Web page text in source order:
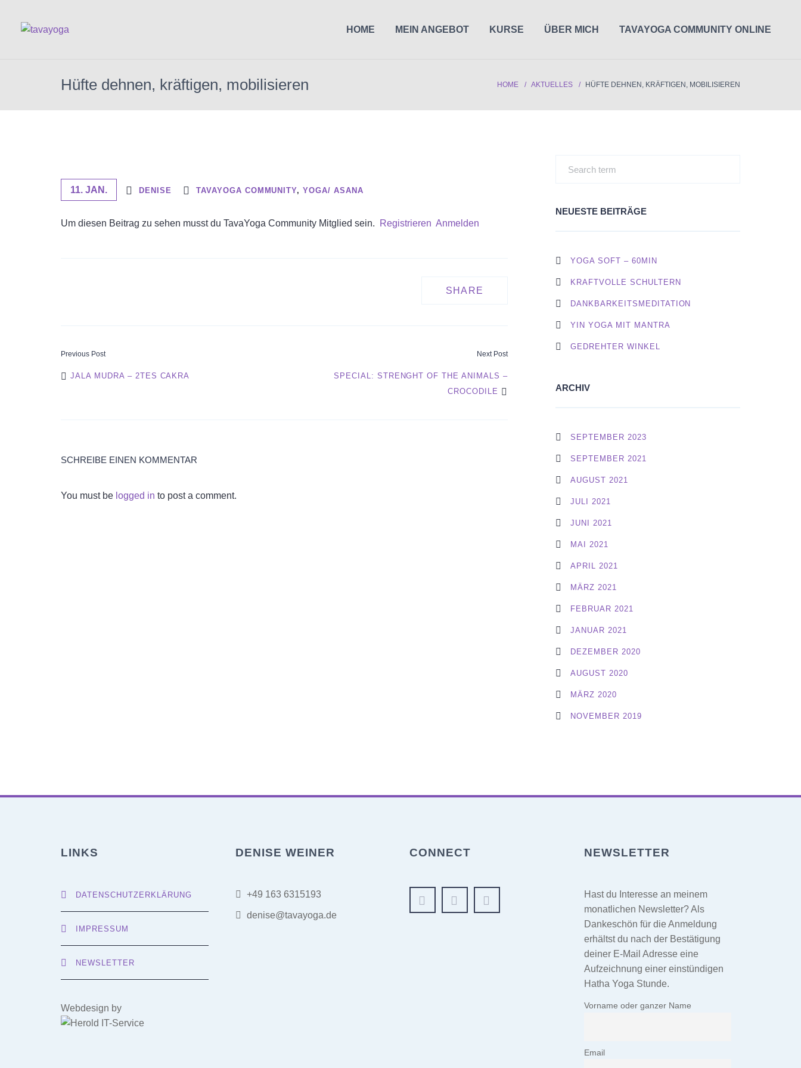
HOME MEIN ANGEBOT KURSE ÜBER MICH TAVAYOGA COMMUNITY ONLINE
Hüfte dehnen, kräftigen, mobilisieren HOME AKTUELLES HÜFTE DEHNEN, KRÄFTIGEN, MOBILISIEREN
11. JAN. DENISE TAVAYOGA COMMUNITY,YOGA/ ASANA
Um diesen Beitrag zu sehen musst du TavaYoga Community Mitglied sein. Registrieren Anmelden
SHARE
POST
Previous Post
JALA MUDRA – 2TES CAKRA
Next Post
SPECIAL: STRENGHT OF THE ANIMALS –
CROCODILE
SCHREIBE EINEN KOMMENTAR
You must be logged in to post a comment.
NEUESTE BEITRÄGE
YOGA SOFT – 60MIN
KRAFTVOLLE SCHULTERN
DANKBARKEITSMEDITATION
YIN YOGA MIT MANTRA
GEDREHTER WINKEL
ARCHIV
SEPTEMBER 2023
SEPTEMBER 2021
AUGUST 2021
JULI 2021
JUNI 2021
MAI 2021
APRIL 2021
MÄRZ 2021
FEBRUAR 2021
JANUAR 2021
DEZEMBER 2020
AUGUST 2020
MÄRZ 2020
NOVEMBER 2019
LINKS
DATENSCHUTZERKLÄRUNG
IMPRESSUM
NEWSLETTER
Webdesign by
DENISE WEINER
+49 163 6315193
denise@tavayoga.de
CONNECT NEWSLETTER
Hast du Interesse an meinem
monatlichen Newsletter? Als
Dankeschön für die Anmeldung
erhältst du nach der Bestätigung
deiner E-Mail Adresse eine
Aufzeichnung einer einstündigen
Hatha Yoga Stunde.
Vorname oder ganzer Name
Email